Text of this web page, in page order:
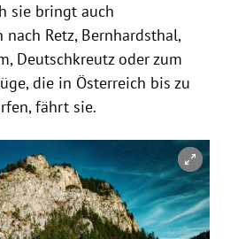
sie bringt auch
Retz, Bernhardsthal,
Deutschkreutz oder zum
die in Österreich bis zu
fährt sie.
schließen